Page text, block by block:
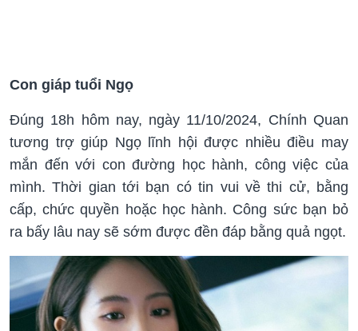
Con giáp tuổi Ngọ
Đúng 18h hôm nay, ngày 11/10/2024, Chính Quan
tương trợ giúp Ngọ lĩnh hội được nhiều điều may
mắn đến với con đường học hành, công việc của
mình. Thời gian tới bạn có tin vui về thi cử, bằng
cấp, chức quyền hoặc học hành. Công sức bạn bỏ
ra bấy lâu nay sẽ sớm được đền đáp bằng quả ngọt.